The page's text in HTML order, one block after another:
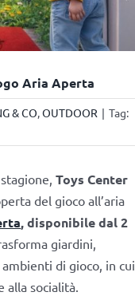
Aria Aperta
& CO,OUTDOOR | Tag:
Toys Center
del gioco all’aria
,disponibile dal 2
giardini,
di gioco, in cui
alla socialità.